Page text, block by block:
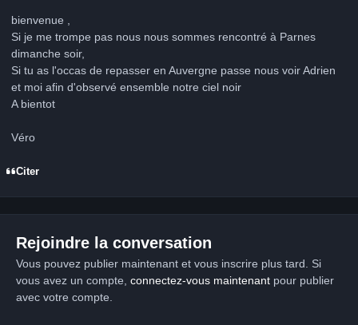
bienvenue ,
Si je me trompe pas nous nous sommes rencontré à Parnes
dimanche soir,
Si tu as l'occas de repasser en Auvergne passe nous voir Adrien
et moi afin d'observé ensemble notre ciel noir
A bientot
Véro
Citer
Rejoindre la conversation
Vous pouvez publier maintenant et vous inscrire plus tard. Si
vous avez un compte, connectez-vous maintenantpour publier
avec votre compte.